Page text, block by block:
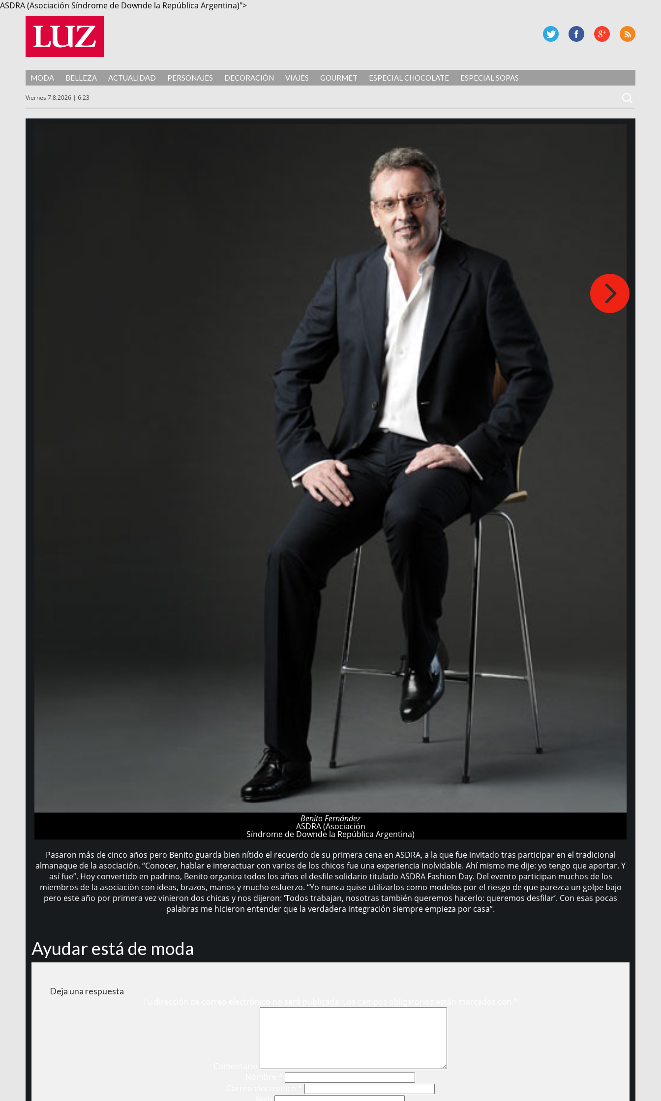
ASDRA (Asociación Síndrome de Downde la República Argentina)">
MODA BELLEZA ACTUALIDAD PERSONAJES DECORACIÓN VIAJES GOURMET ESPECIAL CHOCOLATE ESPECIAL SOPAS
Viernes 7.8.2026 | 6:23
Benito Fernández
ASDRA (Asociación
Síndrome de Downde la República Argentina)
Pasaron más de cinco años pero Benito guarda bien nítido el recuerdo de su primera cena en ASDRA, a la que fue invitado tras participar en el tradicional
almanaque de la asociación. “Conocer, hablar e interactuar con varios de los chicos fue una experiencia inolvidable. Ahí mismo me dije: yo tengo que aportar. Y
así fue”. Hoy convertido en padrino, Benito organiza todos los años el desfile solidario titulado ASDRA Fashion Day. Del evento participan muchos de los
miembros de la asociación con ideas, brazos, manos y mucho esfuerzo. “Yo nunca quise utilizarlos como modelos por el riesgo de que parezca un golpe bajo
pero este año por primera vez vinieron dos chicas y nos dijeron: ‘Todos trabajan, nosotras también queremos hacerlo: queremos desfilar’. Con esas pocas
palabras me hicieron entender que la verdadera integración siempre empieza por casa”.
Ayudar está de moda
Deja una respuesta